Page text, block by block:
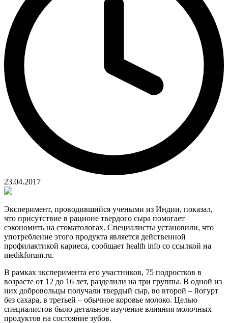
23.04.2017
Эксперимент, проводившийся учеными из Индии, показал,
что присутствие в рационе твердого сыра помогает
сэкономить на стоматологах. Специалисты установили, что
употребление этого продукта является действенной
профилактикой кариеса, сообщает health info со ссылкой на
medikforum.ru.
В рамках эксперимента его участников, 75 подростков в
возрасте от 12 до 16 лет, разделили на три группы. В одной из
них добровольцы получали твердый сыр, во второй – йогурт
без сахара, в третьей – обычное коровье молоко. Целью
специалистов было детальное изучение влияния молочных
продуктов на состояние зубов.